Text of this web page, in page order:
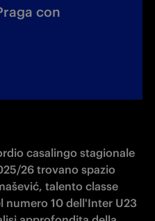
con
casalingo stagionale
26 trovano spazio
talento classe
numero 10 dell'Inter U23